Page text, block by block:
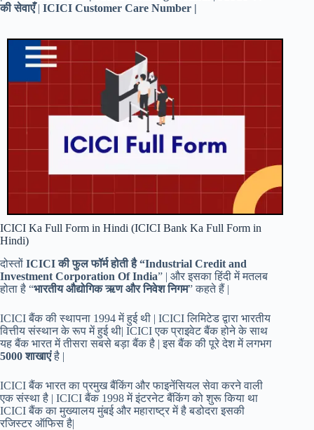
की सेवाएँ| ICICI Customer Care Number |
ICICI Ka Full Form in Hindi (ICICI Bank Ka Full Form in
Hindi)
दोस्तों ICICI की फुल फॉर्म होती है “Industrial Credit and
Investment Corporation Of India” | और इसका हिंदी में मतलब
होता है “भारतीय औद्योगिक ऋण और निवेश निगम” कहते हैं |
ICICI बैंक की स्थापना 1994 में हुई थी | ICICI लिमिटेड द्वारा भारतीय
वित्तीय संस्थान के रूप में हुई थी| ICICI एक प्राइवेट बैंक होने के साथ
यह बैंक भारत में तीसरा सबसे बड़ा बैंक है | इस बैंक की पूरे देश में लगभग
5000 शाखाएंहै |
ICICI बैंक भारत का प्रमुख बैंकिंग और फाइनेंसियल सेवा करने वाली
एक संस्था है | ICICI बैंक 1998 में इंटरनेट बैंकिंग को शुरू किया था
ICICI बैंक का मुख्यालय मुंबई और महाराष्ट्र में है बडोदरा इसकी
रजिस्टर ऑफिस है|